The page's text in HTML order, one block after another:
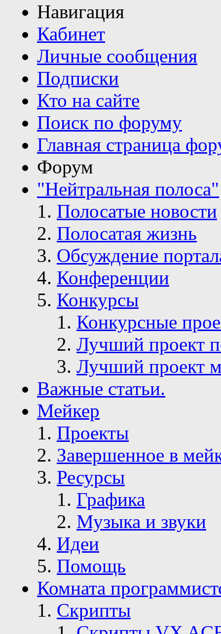
Навигация
Кабинет
Личные сообщения
Подписки
Кто на сайте
Поиск по форуму
Главная страница
Форум
"Нейтральная полоса"
Полосатые новости
Полосатая жизнь
Обсуждение
Конференции
Конкурсы
Конкурсные
Лучший проект
Лучший проект
Важные статьи.
Мейкер
Проекты
Завершенное в
Ресурсы
Графика
Музыка и звуки
Идеи
Помощь
Комната
Скрипты